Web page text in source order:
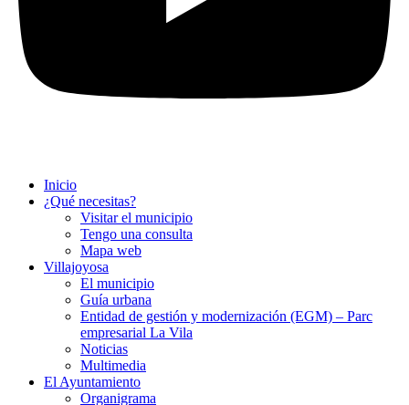
Inicio
¿Qué necesitas?
Visitar el municipio
Tengo una consulta
Mapa web
Villajoyosa
El municipio
Guía urbana
Entidad de gestión y modernización (EGM) – Parc
empresarial La Vila
Noticias
Multimedia
El Ayuntamiento
Organigrama